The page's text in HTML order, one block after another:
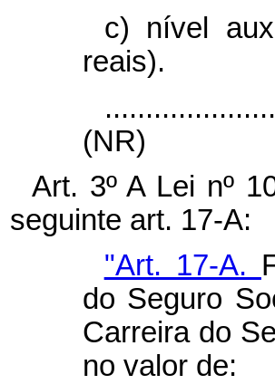
c) nível
reais).
(NR)
Art. 3º A Lei nº
seguinte art. 17-A:
"Art. 17-A.
do Seguro
Carreira do
no valor de: